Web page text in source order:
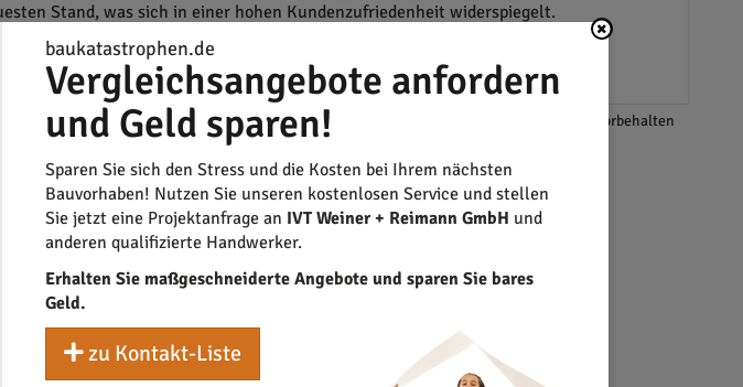
Stand, was sich in einer hohen Kundenzufriedenheit widerspiegelt.
wesentliche Aspekte, die dieser technisch anspruchsvollen Branche
*Änderungen und Irrtümer vorbehalten
baukatastrophen.de
Vergleichsangebote anfordern
und Geld sparen!
Sparen Sie sich den Stress und die Kosten bei Ihrem nächsten
Bauvorhaben! Nutzen Sie unseren kostenlosen Service und stellen
Sie jetzt eine Projektanfrage an IVT Weiner + Reimann GmbH und
anderen qualifizierte Handwerker.
Erhalten Sie maßgeschneiderte Angebote und sparen Sie bares
Geld.
zu Kontakt-Liste